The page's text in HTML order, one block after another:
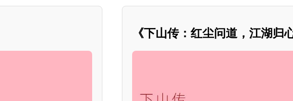
《下山传：红尘问道，江湖归